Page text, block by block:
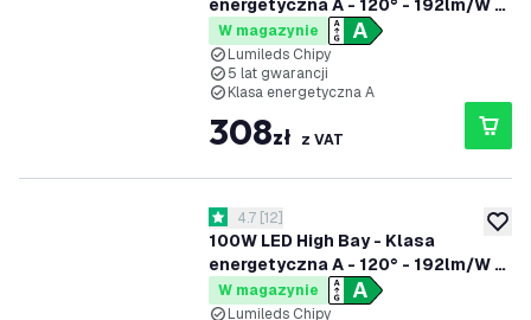
energetyczna A - 120° - 192lm/W -
6000K - IP65 - Możliwość
przyciemniania
W magazynie
Lumileds Chipy
5 lat gwarancji
Klasa energetyczna A
308zł z VAT
100W LED High Bay - Klasa
energetyczna A - 120° - 192lm/W -
4000K - IP65 - Możliwość
przyciemniania
otwórz panel recenzji
4.7 Gwiazdki oceny
4.7 [12]
W magazynie
Lumileds Chipy